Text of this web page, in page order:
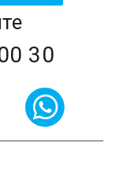
30